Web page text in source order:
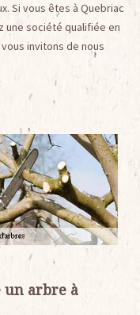
Si vous êtes à Quebriac
une société qualifiée en
invitons de nous
un arbre à